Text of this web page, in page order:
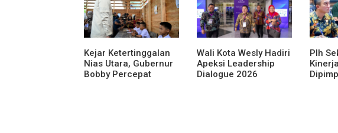
Kejar Ketertinggalan
Nias Utara, Gubernur
Bobby Percepat
Wali Kota Wesly Hadiri
Apeksi Leadership
Dialogue 2026
Plh